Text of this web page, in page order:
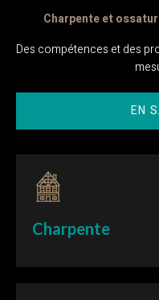
Charpente et
Des compétences et des
EN
Charpente